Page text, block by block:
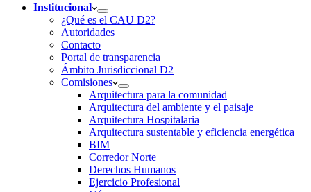
Institucional
¿Qué es el CAU D2?
Autoridades
Contacto
Portal de transparencia
Ámbito Jurisdiccional D2
Comisiones
Arquitectura para la comunidad
Arquitectura del ambiente y el paisaje
Arquitectura Hospitalaria
Arquitectura sustentable y eficiencia energética
BIM
Corredor Norte
Derechos Humanos
Ejercicio Profesional